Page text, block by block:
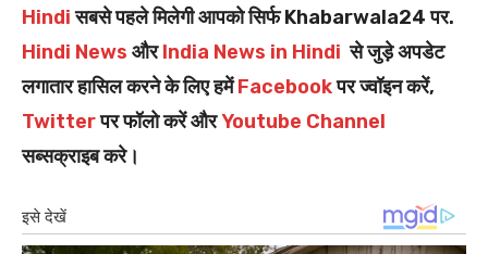
Hindiसबसे पहले मिलेगी आपको सिर्फ Khabarwala24 पर.
Hindi News औरIndia News in Hindi से जुड़े अपडेट
लगातार हासिल करने के लिए हमेंFacebookपर ज्वॉइन करें,
Twitterपर फॉलो करें औरYoutube Channel
सब्सक्राइब करे।